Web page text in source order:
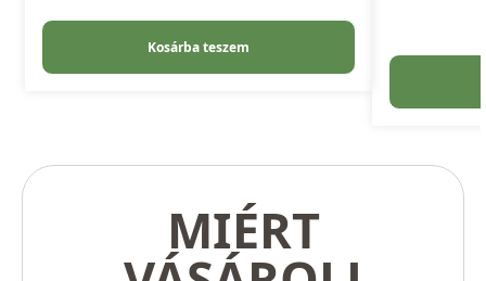
Kosárba teszem
MIÉRT